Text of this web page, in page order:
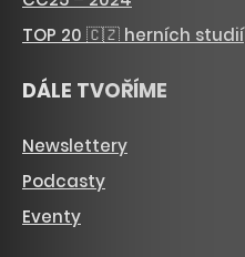
TOP 20 🇨🇿 herních studií
DÁLE TVOŘÍME
Newslettery
Podcasty
Eventy